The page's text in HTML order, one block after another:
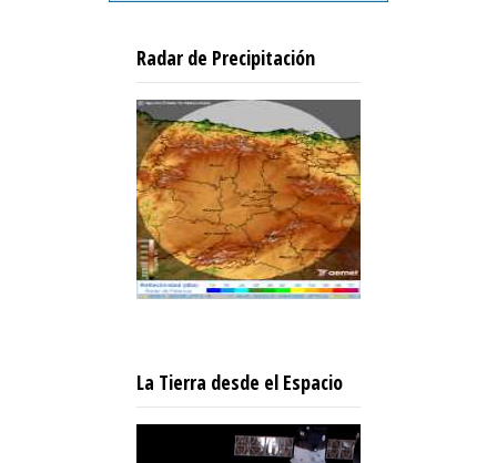
Radar de Precipitación
La Tierra desde el Espacio